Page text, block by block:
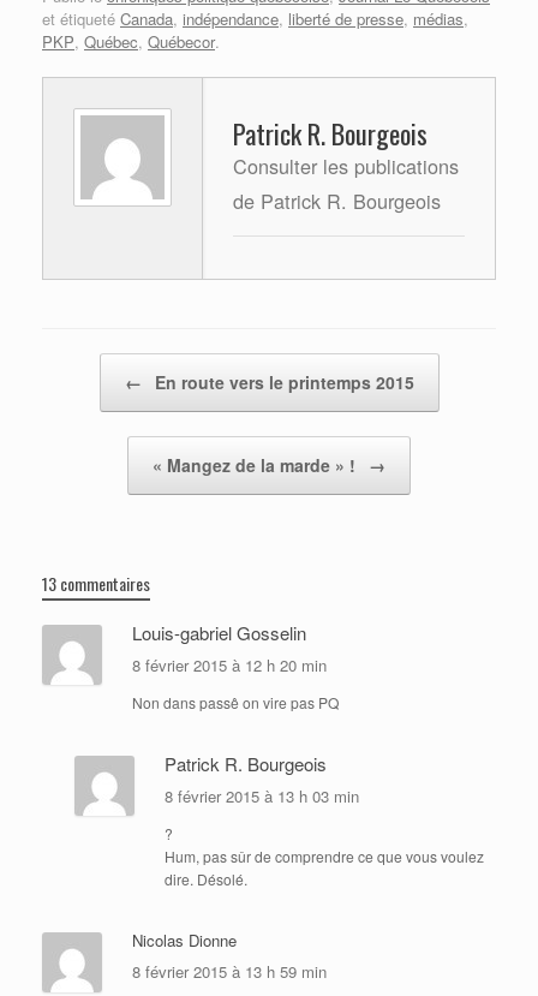
et étiqueté Canada, indépendance, liberté de presse, médias,
PKP, Québec, Québecor.
Patrick R. Bourgeois
Consulter les publications
de Patrick R. Bourgeois
← En route vers le printemps 2015
« Mangez de la marde » ! →
13 commentaires
Louis-gabriel Gosselin
8 février 2015 à 12 h 20 min
Non dans passê on vire pas PQ
Patrick R. Bourgeois
8 février 2015 à 13 h 03 min
?
Hum, pas sûr de comprendre ce que vous voulez
dire. Désolé.
Nicolas Dionne
8 février 2015 à 13 h 59 min